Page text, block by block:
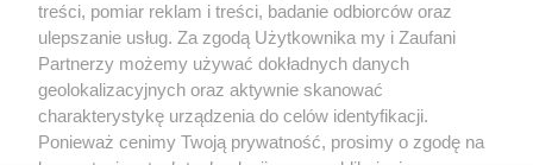
O nas
treści, pomiar reklam i treści, badanie odbiorców oraz
ulepszanie usług. Za zgodą Użytkownika my i Zaufani
Partnerzy możemy używać dokładnych danych
geolokalizacyjnych oraz aktywnie skanować
charakterystykę urządzenia do celów identyfikacji.
Ponieważ cenimy Twoją prywatność, prosimy o zgodę na